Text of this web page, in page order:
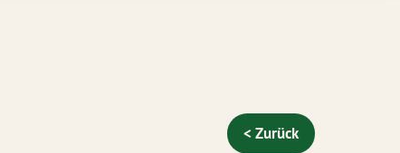
< Zurück